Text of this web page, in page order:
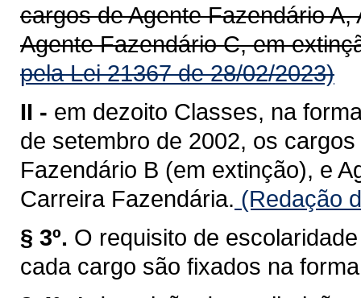
cargos de Agente Fazendário
Agente Fazendário C, em
pela Lei 21367 de 28/02/2023)
II - em dezoito Classes, na
de setembro de 2002, os
Fazendário B (em extinção), e
Carreira Fazendária. (Redação
§ 3º. O requisito de
cada cargo são fixados na